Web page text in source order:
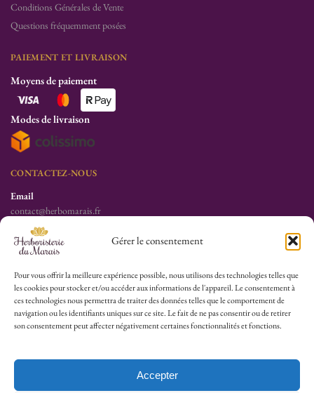
Gérer le consentement
Pour vous offrir la meilleure expérience possible, nous utilisons des technologies telles que
les cookies pour stocker et/ou accéder aux informations de l'appareil. Le consentement à
ces technologies nous permettra de traiter des données telles que le comportement de
navigation ou les identifiants uniques sur ce site. Le fait de ne pas consentir ou de retirer
son consentement peut affecter négativement certaines fonctionnalités et fonctions.
Accepter
Conditions Générales de Vente
Questions fréquemment posées
PAIEMENT ET LIVRAISON
Moyens de paiement
Modes de livraison
CONTACTEZ-NOUS
Email
contact@herbomarais.fr
Téléphone
+33 6 78 19 34 25
S’adresser à l’herboristerie :
6 rue des Filles du Calvaire
75003 Paris
France
Lu-Sa : 10h30/13h30 – 14h30/19h30
Dim (Oct à Mai) : 12h/17h30